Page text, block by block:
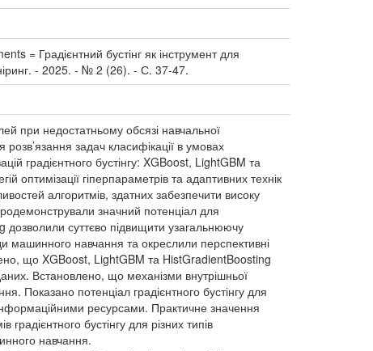
= Градієнтний бустінг як інструмент для
- 2025. - № 2 (26). - С. 37-47.
при недостатньому обсязі навчальної
задач класифікації в умовах
градієнтного бустінгу: XGBoost, LightGBM та
оптимізації гіперпараметрів та адаптивних технік
алгоритмів, здатних забезпечити високу
значний потенціал для
суттєво підвищити узагальнюючу
машинного навчання та окреслили перспективні
що XGBoost, LightGBM та HistGradientBoosting
Встановлено, що механізми внутрішньої
Показано потенціал градієнтного бустінгу для
ресурсами. Практичне значення
бустінгу для різних типів
навчання.